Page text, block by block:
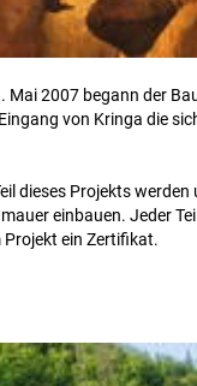
Mai 2007 begann der
von Kringa die
dieses Projekts werden
einbauen. Jeder
ein Zertifikat.